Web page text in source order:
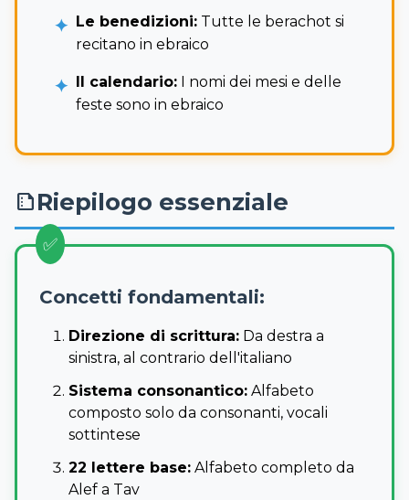
Le benedizioni: Tutte le berachot si
recitano in ebraico
Il calendario: I nomi dei mesi e delle
feste sono in ebraico
summarizeRiepilogo essenziale
Concetti fondamentali:
Direzione di scrittura: Da destra a
sinistra, al contrario dell'italiano
Sistema consonantico: Alfabeto
composto solo da consonanti, vocali
sottintese
22 lettere base: Alfabeto completo da
Alef a Tav